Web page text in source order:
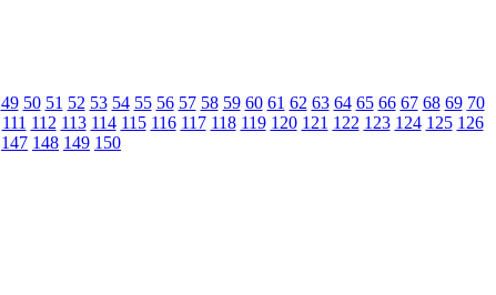
49 50 51 52 53 54 55 56 57 58 59 60 61 62 63 64 65 66 67 68 69 70
111 112 113 114 115 116 117 118 119 120 121 122 123 124 125 126
147 148 149 150